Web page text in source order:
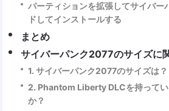
パーティションを拡張してサイバ
ドしてインストールする
まとめ
サイバーパンク2077のサイズに
1. サイバーパンク2077のサイズは？
2. Phantom Liberty DLCを持って
か？